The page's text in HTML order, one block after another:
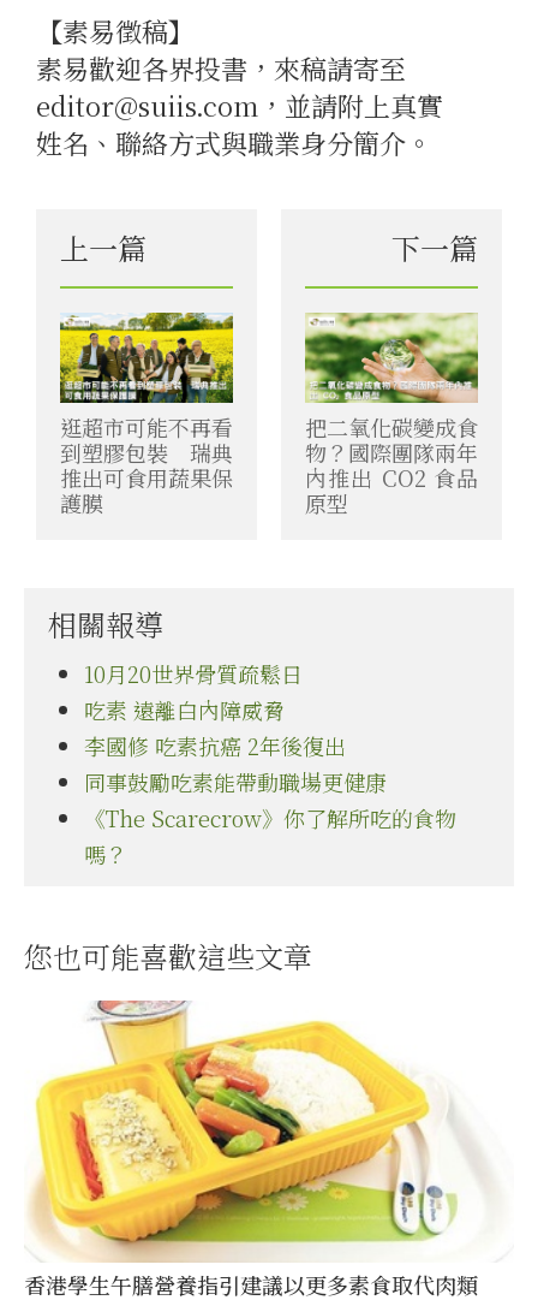
【素易徵稿】
素易歡迎各界投書，來稿請寄至
editor@suiis.com，並請附上真實
姓名、聯絡方式與職業身分簡介。
上一篇
逛超市可能不再看
到塑膠包裝 瑞典
推出可食用蔬果保
護膜
下一篇
把二氧化碳變成食
物？國際團隊兩年
內推出 CO2 食品
原型
相關報導
10月20世界骨質疏鬆日
吃素 遠離白內障威脅
李國修 吃素抗癌 2年後復出
同事鼓勵吃素能帶動職場更健康
《The Scarecrow》你了解所吃的食物
嗎？
您也可能喜歡這些文章
香港學生午膳營養指引建議以更多素食取代肉類